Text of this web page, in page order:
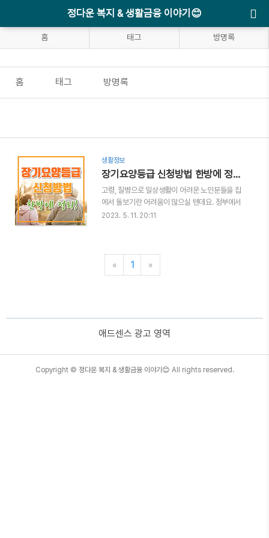
정다운 복지 & 생활금융 이야기😊
홈 태그 방명록
홈 태그 방명록
생활정보
장기요양등급 신청방법 한방에 정리하기
고령, 질병으로 일상생활이 어려운 노인분들을 집
에서 돌보기란 어려움이 많으실 텐데요. 정부에서
는 어르신의 건강등급에 따라 적절한 요양서비스
기 바랍니다. ◈목차◈ 1. 장기요양등급 신청하기
2. 장기요양등급 신청서류 3. 장기요양등급 판정
란 치매, 뇌혈관성질환, 파킨슨 병 등을 말합니다.
2023. 5. 11. 20:11
« 1 »
애드센스 광고 영역
Copyright © 정다운 복지 & 생활금융 이야기😊 All rights reserved.
TistoryWhaleSkin3.4